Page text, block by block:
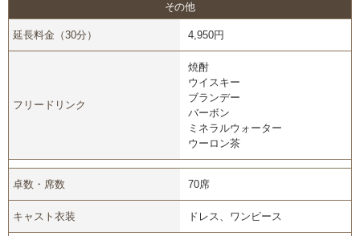
その他
延長料金（30分） 4,950円
フリードリンク
焼酎
ウイスキー
ブランデー
バーボン
ミネラルウォーター
ウーロン茶
卓数・席数 70席
キャスト衣装 ドレス、ワンピース